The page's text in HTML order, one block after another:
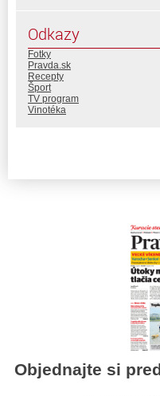
Odkazy
Fotky
Pravda.sk
Recepty
Šport
TV program
Vinotéka
Objednajte si